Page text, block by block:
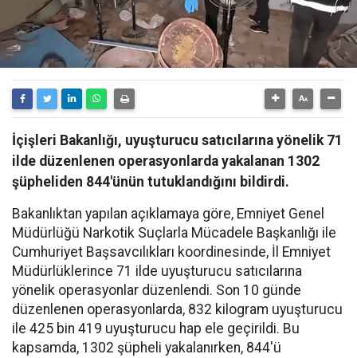
İçişleri Bakanlığı, uyuşturucu satıcılarına yönelik 71
ilde düzenlenen operasyonlarda yakalanan 1302
şüpheliden 844'ünün tutuklandığını bildirdi.
Bakanlıktan yapılan açıklamaya göre, Emniyet Genel
Müdürlüğü Narkotik Suçlarla Mücadele Başkanlığı ile
Cumhuriyet Başsavcılıkları koordinesinde, İl Emniyet
Müdürlüklerince 71 ilde uyuşturucu satıcılarına
yönelik operasyonlar düzenlendi. Son 10 günde
düzenlenen operasyonlarda, 832 kilogram uyuşturucu
ile 425 bin 419 uyuşturucu hap ele geçirildi. Bu
kapsamda, 1302 şüpheli yakalanırken, 844'ü